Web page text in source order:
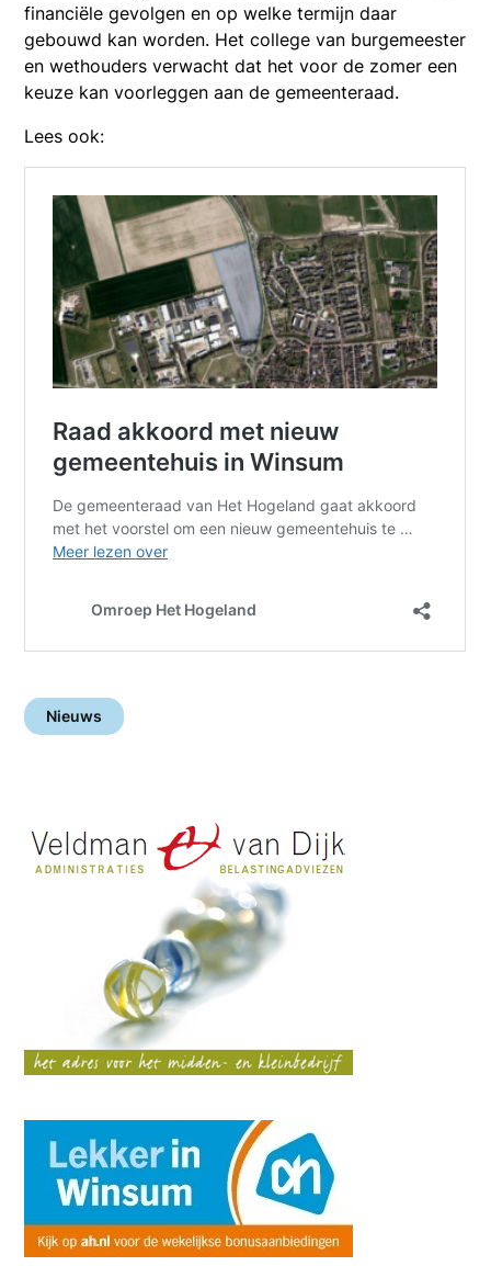
financiële gevolgen en op welke termijn daar
gebouwd kan worden. Het college van burgemeester
en wethouders verwacht dat het voor de zomer een
keuze kan voorleggen aan de gemeenteraad.
Lees ook:
Nieuws